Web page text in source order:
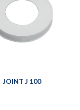
JOINT J 100